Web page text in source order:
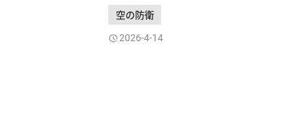
空の防衛
2026-4-14